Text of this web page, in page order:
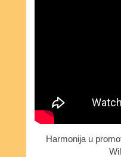
Harmonija u